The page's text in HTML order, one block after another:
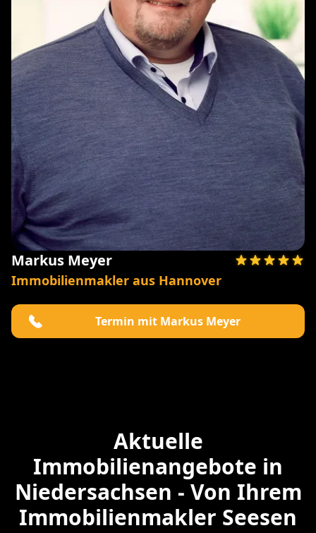
Markus Meyer
Immobilienmakler aus Hannover
Termin mit Markus Meyer
Aktuelle
Immobilienangebote in
Niedersachsen - Von Ihrem
Immobilienmakler Seesen